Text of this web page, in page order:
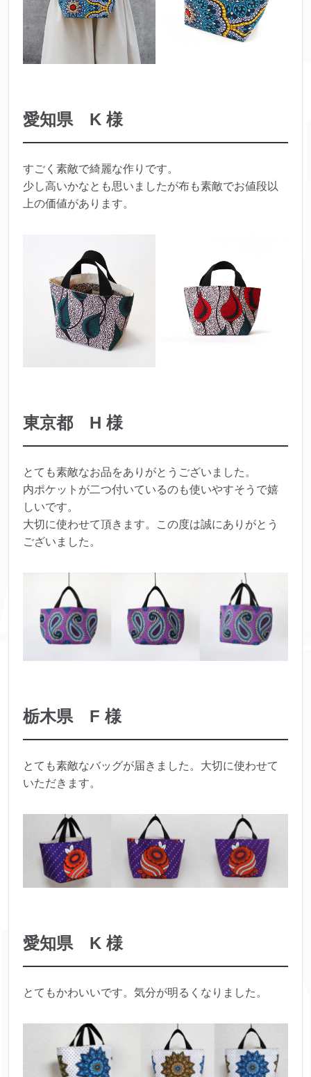
愛知県 K 様
すごく素敵で綺麗な作りです。
少し高いかなとも思いましたが布も素敵でお値段以
上の価値があります。
東京都 H 様
とても素敵なお品をありがとうございました。
内ポケットが二つ付いているのも使いやすそうで嬉
しいです。
大切に使わせて頂きます。この度は誠にありがとう
ございました。
栃木県 F 様
とても素敵なバッグが届きました。大切に使わせて
いただきます。
愛知県 K 様
とてもかわいいです。気分が明るくなりました。